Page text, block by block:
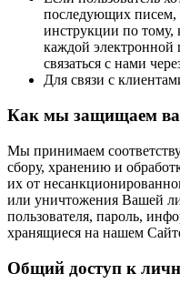
последующих писем,
инструкции по тому,
каждой электронной
связаться с нами
Для связи с
Как мы защищаем
Мы принимаем
сбору, хранению и
их от
или уничтожения Вашей
пользователя, пароль,
хранящиеся на нашем
Общий доступ к